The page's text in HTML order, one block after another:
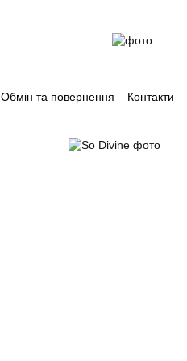
Обмін та повернення Контакти